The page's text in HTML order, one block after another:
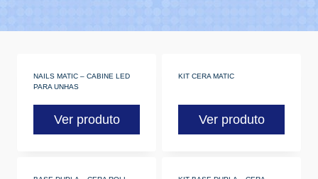
NAILS MATIC – CABINE LED
PARA UNHAS
Ver produto
KIT CERA MATIC
Ver produto